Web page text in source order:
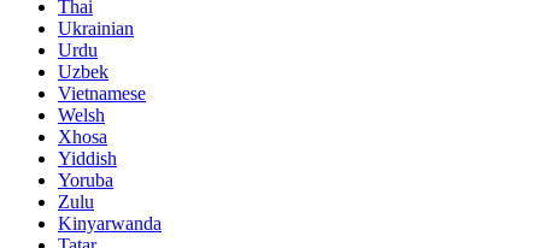
Thai
Ukrainian
Urdu
Uzbek
Vietnamese
Welsh
Xhosa
Yiddish
Yoruba
Zulu
Kinyarwanda